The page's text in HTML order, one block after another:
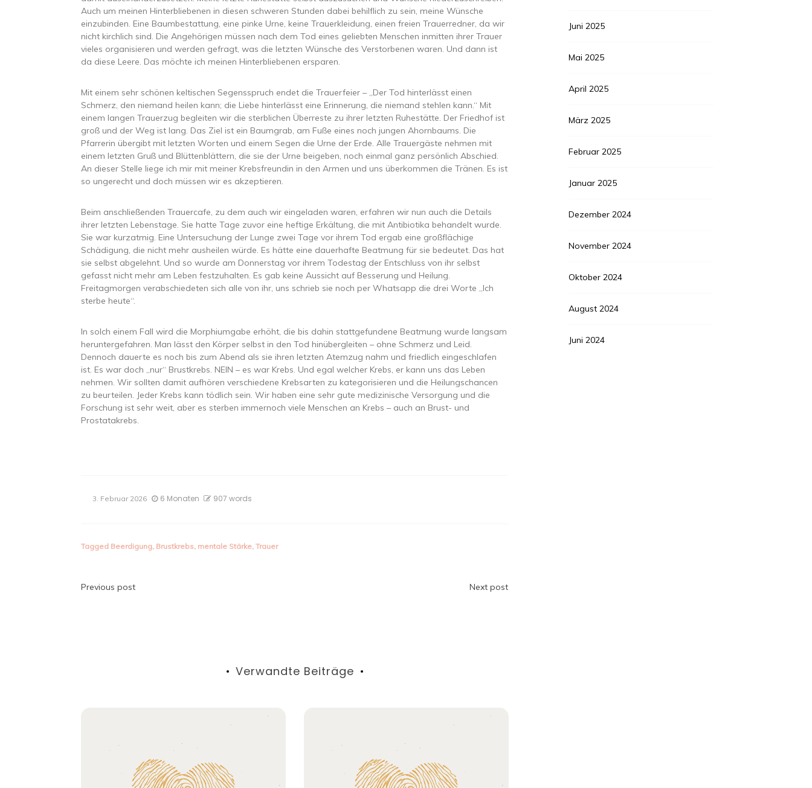
Auch um meinen Hinterbliebenen in diesen schweren Stunden dabei behilflich zu sein, meine Wünsche
einzubinden. Eine Baumbestattung, eine pinke Urne, keine Trauerkleidung, einen freien Trauerredner, da wir
nicht kirchlich sind. Die Angehörigen müssen nach dem Tod eines geliebten Menschen inmitten ihrer Trauer
vieles organisieren und werden gefragt, was die letzten Wünsche des Verstorbenen waren. Und dann ist
da diese Leere. Das möchte ich meinen Hinterbliebenen ersparen.
Mit einem sehr schönen keltischen Segensspruch endet die Trauerfeier – „Der Tod hinterlässt einen
Schmerz, den niemand heilen kann; die Liebe hinterlässt eine Erinnerung, die niemand stehlen kann.“ Mit
einem langen Trauerzug begleiten wir die sterblichen Überreste zu ihrer letzten Ruhestätte. Der Friedhof ist
groß und der Weg ist lang. Das Ziel ist ein Baumgrab, am Fuße eines noch jungen Ahornbaums. Die
Pfarrerin übergibt mit letzten Worten und einem Segen die Urne der Erde. Alle Trauergäste nehmen mit
einem letzten Gruß und Blüttenblättern, die sie der Urne beigeben, noch einmal ganz persönlich Abschied.
An dieser Stelle liege ich mir mit meiner Krebsfreundin in den Armen und uns überkommen die Tränen. Es ist
so ungerecht und doch müssen wir es akzeptieren.
Beim anschließenden Trauercafe, zu dem auch wir eingeladen waren, erfahren wir nun auch die Details
ihrer letzten Lebenstage. Sie hatte Tage zuvor eine heftige Erkältung, die mit Antibiotika behandelt wurde.
Sie war kurzatmig. Eine Untersuchung der Lunge zwei Tage vor ihrem Tod ergab eine großflächige
Schädigung, die nicht mehr ausheilen würde. Es hätte eine dauerhafte Beatmung für sie bedeutet. Das hat
sie selbst abgelehnt. Und so wurde am Donnerstag vor ihrem Todestag der Entschluss von ihr selbst
gefasst nicht mehr am Leben festzuhalten. Es gab keine Aussicht auf Besserung und Heilung.
Freitagmorgen verabschiedeten sich alle von ihr, uns schrieb sie noch per Whatsapp die drei Worte „Ich
sterbe heute“.
In solch einem Fall wird die Morphiumgabe erhöht, die bis dahin stattgefundene Beatmung wurde langsam
heruntergefahren. Man lässt den Körper selbst in den Tod hinübergleiten – ohne Schmerz und Leid.
Dennoch dauerte es noch bis zum Abend als sie ihren letzten Atemzug nahm und friedlich eingeschlafen
ist. Es war doch „nur“ Brustkrebs. NEIN – es war Krebs. Und egal welcher Krebs, er kann uns das Leben
nehmen. Wir sollten damit aufhören verschiedene Krebsarten zu kategorisieren und die Heilungschancen
zu beurteilen. Jeder Krebs kann tödlich sein. Wir haben eine sehr gute medizinische Versorgung und die
Forschung ist sehr weit, aber es sterben immernoch viele Menschen an Krebs – auch an Brust- und
Prostatakrebs.
3. Februar 2026 6 Monaten 907 words
Tagged Beerdigung, Brustkrebs, mentale Stärke,Trauer
Beitragsnavigation
Previous post Next post
Verwandte Beiträge
Juni 2025
Mai 2025
April 2025
März 2025
Februar 2025
Januar 2025
Dezember 2024
November 2024
Oktober 2024
August 2024
Juni 2024